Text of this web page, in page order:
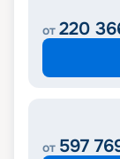
от 220
от 597